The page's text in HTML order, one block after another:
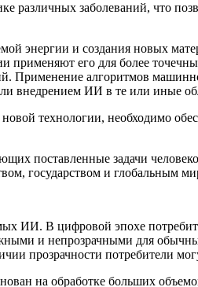
заболеваний, что
энергии и создания новых
применяют его для более
алгоритмов
внедрением ИИ в те или иные
технологии, необходимо
поставленные задачи
государством и глобальным
ИИ. В цифровой эпохе
и непрозрачными для
прозрачности потребители
на обработке больших